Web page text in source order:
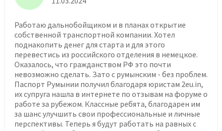
Работаю дальнобойщиком и в планах открытие
собственной транспортной компании. Хотел
поднакопить денег для старта и для этого
перевестись из российского отделения в немецкое.
Оказалось, что гражданством РФ это почти
невозможно сделать. Зато с румынским - без проблем.
Паспорт Румынии получил благодаря юристам 2eu.in,
их супруга нашла в интернете по отзывам на форуме о
работе за рубежом. Классные ребята, благодарен им
за шанс улучшить свои профессиональные и личные
перспективы. Теперь я будут работать на равных с